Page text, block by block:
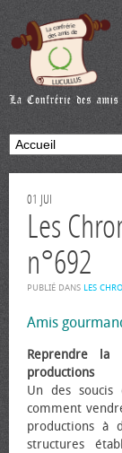
01 JUI
Les
n°692
PUBLIÉ DANS LES
Amis
Reprendre la
productions
Un des soucis
comment
productions à
structures